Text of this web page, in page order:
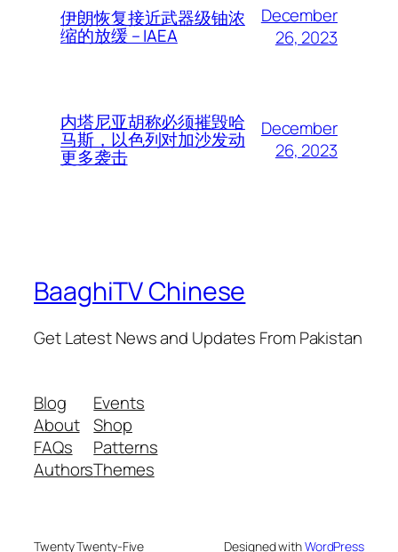
伊朗恢复接近武器级铀浓
缩的放缓 – IAEA
December
26, 2023
内塔尼亚胡称必须摧毁哈
马斯，以色列对加沙发动
更多袭击
December
26, 2023
BaaghiTV Chinese
Get Latest News and Updates From Pakistan
Blog
About
FAQs
Authors
Events
Shop
Patterns
Themes
Twenty Twenty-Five Designed withWordPress